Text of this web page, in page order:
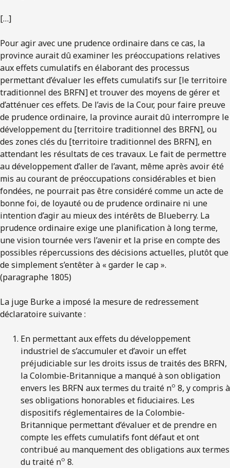
[…]
Pour agir avec une prudence ordinaire dans ce cas, la
province aurait dû examiner les préoccupations relatives
aux effets cumulatifs en élaborant des processus
permettant d’évaluer les effets cumulatifs sur [le territoire
traditionnel des BRFN] et trouver des moyens de gérer et
d’atténuer ces effets. De l’avis de la Cour, pour faire preuve
de prudence ordinaire, la province aurait dû interrompre le
développement du [territoire traditionnel des BRFN], ou
des zones clés du [territoire traditionnel des BRFN], en
attendant les résultats de ces travaux. Le fait de permettre
au développement d’aller de l’avant, même après avoir été
mis au courant de préoccupations considérables et bien
fondées, ne pourrait pas être considéré comme un acte de
bonne foi, de loyauté ou de prudence ordinaire ni une
intention d’agir au mieux des intérêts de Blueberry. La
prudence ordinaire exige une planification à long terme,
une vision tournée vers l’avenir et la prise en compte des
possibles répercussions des décisions actuelles, plutôt que
de simplement s’entêter à « garder le cap ».
(paragraphe 1805)
La juge Burke a imposé la mesure de redressement
déclaratoire suivante :
En permettant aux effets du développement
industriel de s’accumuler et d’avoir un effet
préjudiciable sur les droits issus de traités des BRFN,
la Colombie-Britannique a manqué à son obligation
envers les BRFN aux termes du traité no 8, y compris à
ses obligations honorables et fiduciaires. Les
dispositifs réglementaires de la Colombie-
Britannique permettant d’évaluer et de prendre en
compte les effets cumulatifs font défaut et ont
contribué au manquement des obligations aux termes
du traité no 8.